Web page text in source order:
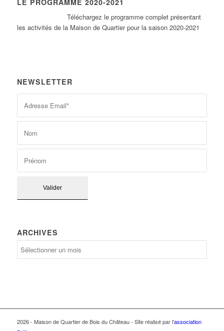
Téléchargez le programme complet présentant
les activités de la Maison de Quartier pour la saison 2020-2021
NEWSLETTER
ARCHIVES
2026 - Maison de Quartier de Bois du Château - Site réalisé par l'association